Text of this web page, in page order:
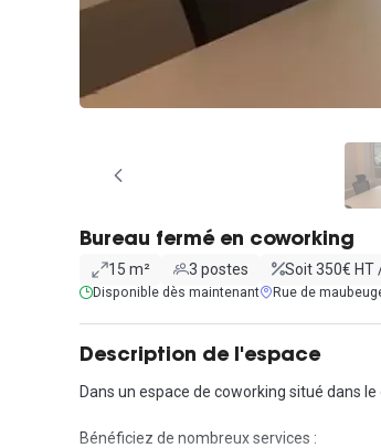
Bureau fermé en coworking
15 m² 3 postes Soit 350€ HT
Disponible dès maintenant Rue de
Description de l'espace
Dans un espace de coworking situé dans
Bénéficiez de nombreux services :